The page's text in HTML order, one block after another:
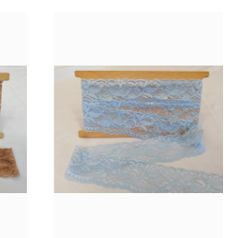
Detaljnije
Dodaj u listu želja